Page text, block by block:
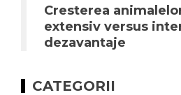
Cresterea
extensiv versus
dezavantaje
CATEGORII